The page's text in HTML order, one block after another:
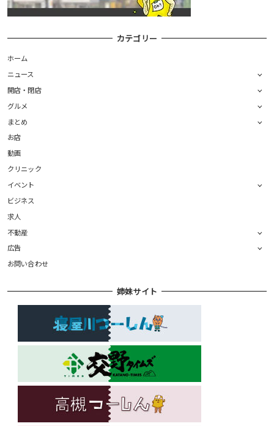
カテゴリー
ホーム
ニュース
開店・閉店
グルメ
まとめ
お店
動画
クリニック
イベント
ビジネス
求人
不動産
広告
お問い合わせ
姉妹サイト